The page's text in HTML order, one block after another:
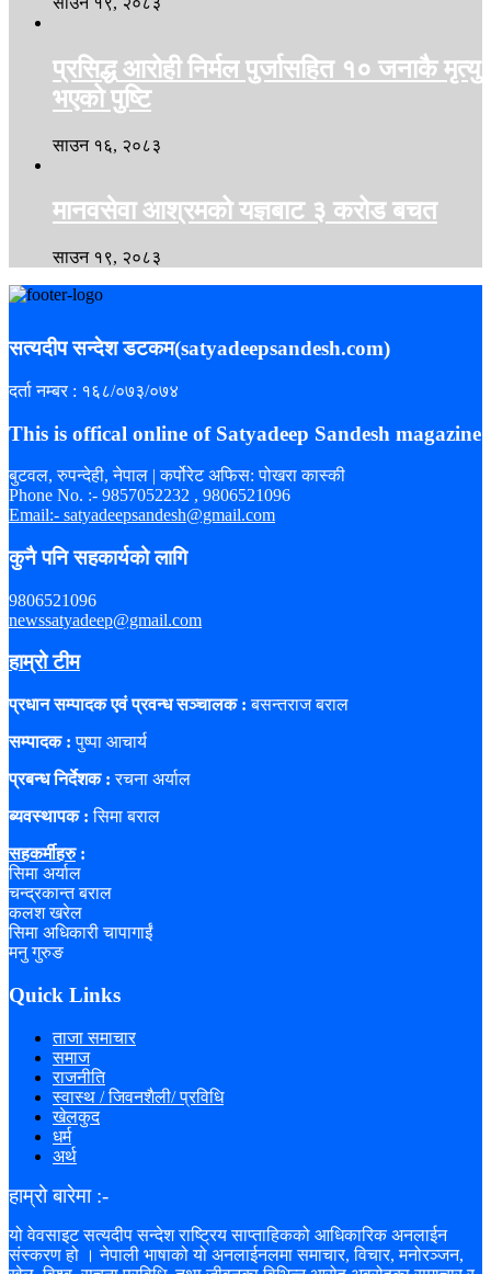
प्रसिद्ध आरोही निर्मल पुर्जासहित १० जनाकै मृत्यु
भएको पुष्टि
साउन १६, २०८३
मानवसेवा आश्रमको यज्ञबाट ३ करोड बचत
साउन १९, २०८३
सत्यदीप सन्देश डटकम(satyadeepsandesh.com)
दर्ता नम्बर : १६८/०७३/०७४
This is offical online of Satyadeep Sandesh magazine
बुटवल, रुपन्देही, नेपाल | कर्पोरेट अफिस: पोखरा कास्की
Phone No. :- 9857052232 , 9806521096
Email:- satyadeepsandesh@gmail.com
कुनै पनि सहकार्यको लागि
9806521096
newssatyadeep@gmail.com
हाम्रो टीम
प्रधान सम्पादक एवं प्रवन्ध सञ्चालक : बसन्तराज बराल
सम्पादक : पुष्पा आचार्य
प्रबन्ध निर्देशक : रचना अर्याल
ब्यवस्थापक : सिमा बराल
सहकर्मीहरु:
सिमा अर्याल
चन्द्रकान्त बराल
कलश खरेल
सिमा अधिकारी चापागाईं
मनु गुरुङ
Quick Links
ताजा समाचार
समाज
राजनीति
स्वास्थ / जिवनशैली/ प्रविधि
खेलकुद
धर्म
अर्थ
हाम्रो बारेमा :-
यो वेवसाइट सत्यदीप सन्देश राष्ट्रिय साप्ताहिकको आधिकारिक अनलाईन
संस्करण हो । नेपाली भाषाको यो अनलाईनलमा समाचार, विचार, मनोरञ्जन,